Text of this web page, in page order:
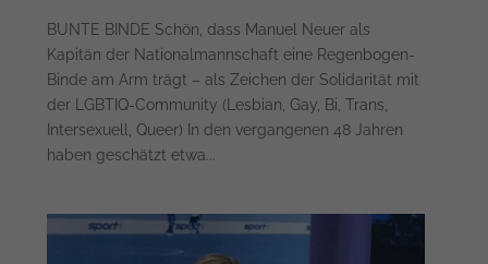
BUNTE BINDE Schön, dass Manuel Neuer als
Kapitän der Nationalmannschaft eine Regenbogen-
Binde am Arm trägt – als Zeichen der Solidarität mit
der LGBTIQ-Community (Lesbian, Gay, Bi, Trans,
Intersexuell, Queer) In den vergangenen 48 Jahren
haben geschätzt etwa...